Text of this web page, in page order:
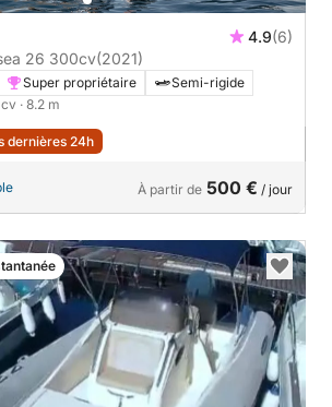
4.9(6)
Semi-rigide Sunsea 26 300cv(2021)
Super propriétaire
Semi-rigide
cv · 8.2 m
dernières 24h
À partir de 500 € / jour